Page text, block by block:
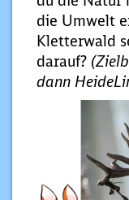
die Umwelt
Kletterwald
darauf?
dann